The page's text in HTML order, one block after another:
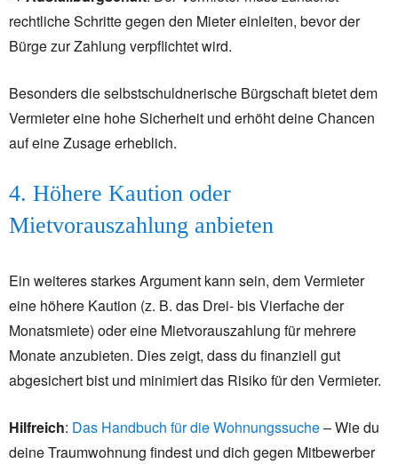
rechtliche Schritte gegen den Mieter einleiten, bevor der
Bürge zur Zahlung verpflichtet wird.
Besonders die selbstschuldnerische Bürgschaft bietet dem
Vermieter eine hohe Sicherheit und erhöht deine Chancen
auf eine Zusage erheblich.
4. Höhere Kaution oder
Mietvorauszahlung anbieten
Ein weiteres starkes Argument kann sein, dem Vermieter
eine höhere Kaution (z. B. das Drei- bis Vierfache der
Monatsmiete) oder eine Mietvorauszahlung für mehrere
Monate anzubieten. Dies zeigt, dass du finanziell gut
abgesichert bist und minimiert das Risiko für den Vermieter.
Hilfreich: Das Handbuch für die Wohnungssuche– Wie du
deine Traumwohnung findest und dich gegen Mitbewerber